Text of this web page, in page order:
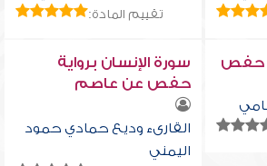
تقييم المادة:
حفص
سورة الإنسان برواية
حفص عن عاصم
القارىء وديع حمادي حمود
اليمني